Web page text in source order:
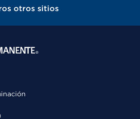
otros sitios